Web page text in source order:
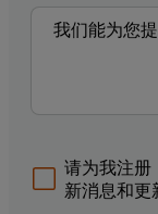
请为我注
新消息和更